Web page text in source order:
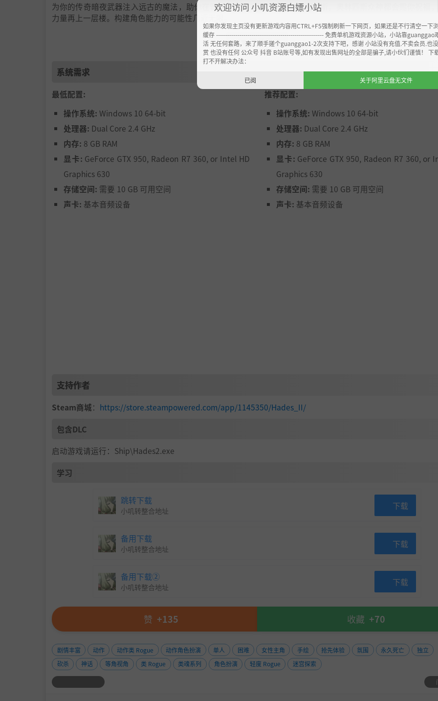
为你的传奇暗夜武器注入远古的魔法，助你在冒险中无往不利。从阿波罗到宙斯，奥林匹斯众神都会赐你祝福
力量再上一层楼。构建角色能力的可能性几近无限。
流畅的实时 3D 角色，以及动感十足的原声音乐让这个神话世界充满勃勃生机。
▼▼展开阅读
系统需求
最低配置:
操作系统: Windows 10 64-bit
处理器: Dual Core 2.4 GHz
内存: 8 GB RAM
显卡: GeForce GTX 950, Radeon R7 360, or Intel HD
Graphics 630
存储空间: 需要 10 GB 可用空间
声卡: 基本音频设备
推荐配置:
操作系统: Windows 10 64-bit
处理器: Dual Core 2.4 GHz
内存: 8 GB RAM
显卡: GeForce GTX 950, Radeon R7 360, or
Graphics 630
存储空间: 需要 10 GB 可用空间
声卡: 基本音频设备
支持作者
Steam商城： https://store.steampowered.com/app/1145350/Hades_II/
包含DLC
启动游戏请运行：Ship\Hades2.exe
学习
跳转下载
小叽转整合地址 下载
备用下载
小叽转整合地址 下载
备用下载②
小叽转整合地址 下载
赞 +135 收藏 +70
剧情丰富 动作 动作类 Rogue 动作角色扮演 单人 困难 女性主角 手绘 抢先体验 氛围 永久死亡
独立
砍杀
神话 等角视角 类 Rogue 类魂系列 角色扮演 轻度 Rogue 迷宫探索
欢迎访问 小叽资源白嫖小站
如果你发现主页没有更新游戏内容用CTRL+F5强制刷新一下网页，如果还是不行清空一下
缓存 ------------------------------------------------------- 免费单机游戏资源小站，小站靠guanggao
活 无任何套路，来了顺手搓个guanggao1-2次支持下吧，感谢 小站没有充值.不卖会员.也
赏 也没有任何 公众号 抖音 B站账号等,如有发现出售网址的全部是骗子,请小伙们谨慎！ 下
打不开解决办法：
已阅 关于阿里云盘无文件